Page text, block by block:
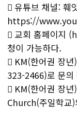
 유튜브 채널: 훼
https://
 교회 홈페이지
청이 가능하다.
 KM(한어권 장
323-2466)로 문의
 KM(한어권 장
Church(주일학교